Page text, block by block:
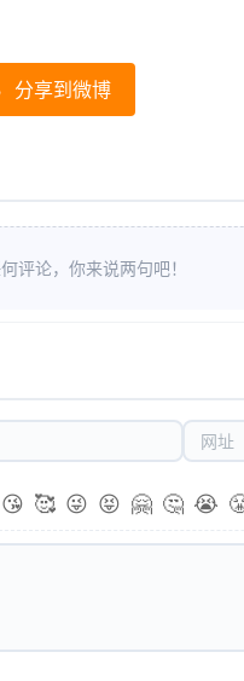
分享到微博
评论，你来说两句吧！
😘 🥰 😜 😝 🤗 🤔 😭